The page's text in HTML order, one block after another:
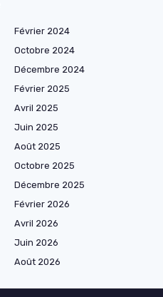
Février 2024
Octobre 2024
Décembre 2024
Février 2025
Avril 2025
Juin 2025
Août 2025
Octobre 2025
Décembre 2025
Février 2026
Avril 2026
Juin 2026
Août 2026